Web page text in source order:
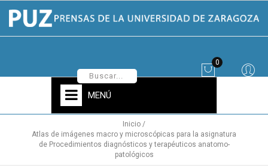
0
MENÚ
Inicio
Atlas de imágenes macro y microscópicas para la asignatura
de Procedimientos diagnósticos y terapéuticos anatomo-
patológicos